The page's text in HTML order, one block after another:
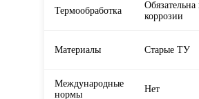
Термообработка
Обязательна
коррозии
Материалы Старые ТУ
Международные
нормы
Нет